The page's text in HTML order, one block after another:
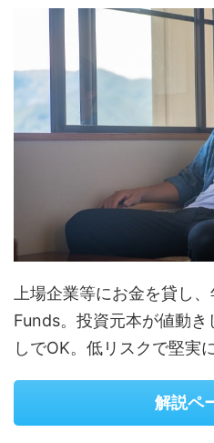
上場企業等にお金を貸し
Funds。投資元本が値動
しでOK。低リスクで堅実
解説ペ